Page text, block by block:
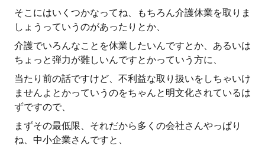
そこにはいくつかなってね、もちろん介護休業を取りま
しょうっていうのがあったりとか、
介護でいろんなことを休業したいんですとか、あるいは
ちょっと弾力が難しいんですとかっていう方に、
当たり前の話ですけど、不利益な取り扱いをしちゃいけ
ませんよとかっていうのをちゃんと明文化されているは
ずですので、
まずその最低限、それだから多くの会社さんやっぱり
ね、中小企業さんですと、